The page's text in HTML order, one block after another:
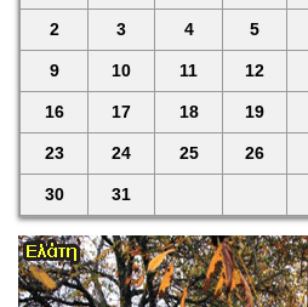
2 3 4 5
9 10 11 12
16 17 18 19
23 24 25 26
30 31